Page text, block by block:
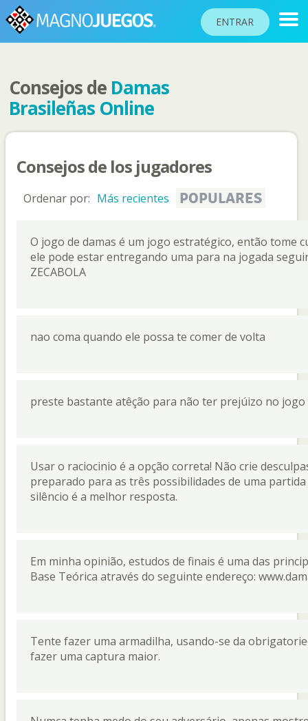
ENTRAR
RANKINGS
TORNEOS
AYUDA
PASAPORTE
Idioma del sitio
Consejos de Damas
Brasileñas Online
Consejos de los jugadores
Ordenar por: Más recientes POPULARES
O jogo de damas é um jogo estratégico, então tome
ele pode estar entregando uma para na jogada
ZECABOLA
nao coma quando ele possa te comer de volta
preste bastante atêção para não ter prejúizo no
Usar o raciocinio é a opção correta! Não crie
preparado para as três possibilidades de uma
silêncio é a melhor resposta.
Em minha opinião, estudos de finais é uma das
Base Teórica através do seguinte endereço:
Tente fazer uma armadilha, usando-se da
fazer uma captura maior.